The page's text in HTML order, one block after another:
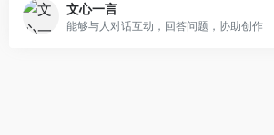
文心一言
能够与人对话互动，回答问题，协助创作